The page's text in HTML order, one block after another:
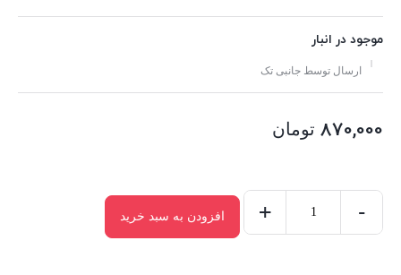
موجود در انبار
ارسال توسط جانبی تک
870,000 تومان
-
+ افزودن به سبد خرید